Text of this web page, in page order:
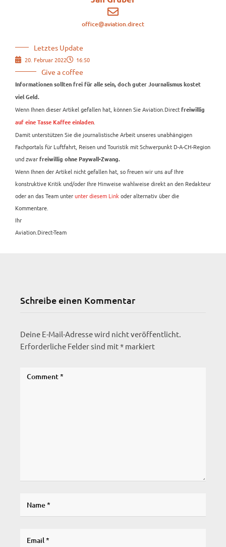
office@aviation.direct
Letztes Update
20. Februar 2022 16:50
Give a coffee
Informationen sollten frei für alle sein, doch guter Journalismus kostet
viel Geld.
Wenn Ihnen dieser Artikel gefallen hat, können Sie Aviation.Direct freiwillig
auf eine Tasse Kaffee einladen
Damit unterstützen Sie die journalistische Arbeit unseres unabhängigen
Fachportals für Luftfahrt, Reisen und Touristik mit Schwerpunkt D-A-CH-Region
und zwar freiwillig ohne Paywall-Zwang.
Wenn Ihnen der Artikel nicht gefallen hat, so freuen wir uns auf Ihre
konstruktive Kritik und/oder Ihre Hinweise wahlweise direkt an den Redakteur
oder an das Team unterunter diesem Link oder alternativ über die
Kommentare.
Ihr
Aviation.Direct-Team
Schreibe einen Kommentar
Deine E-Mail-Adresse wird nicht veröffentlicht.
Erforderliche Felder sind mit* markiert